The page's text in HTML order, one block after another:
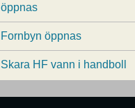
öppnas
Fornbyn öppnas
Skara HF vann i handboll